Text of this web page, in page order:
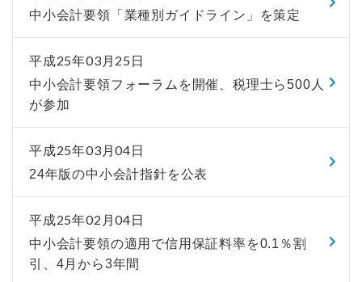
中小会計要領「業種別ガイドライン」を策定
平成25年03月25日
中小会計要領フォーラムを開催、税理士ら500人
が参加
平成25年03月04日
24年版の中小会計指針を公表
平成25年02月04日
中小会計要領の適用で信用保証料率を0.1％割
引、4月から3年間